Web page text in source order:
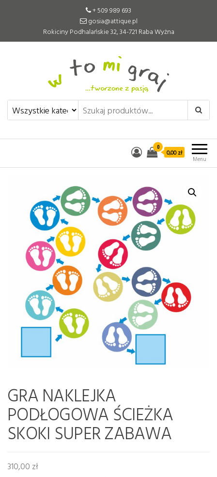
+ 509 989 693
gosia@attique.pl
Rokiciny Podhalańskie 32, 34-721 Raba Wyżna
W to mi graj
Pomoce edukacyjne tworzone z
pasją
Menu
0
0,00 zł
GRA NAKLEJKA
PODŁOGOWA ŚCIEŻKA
SKOKI SUPER ZABAWA
310,00 zł